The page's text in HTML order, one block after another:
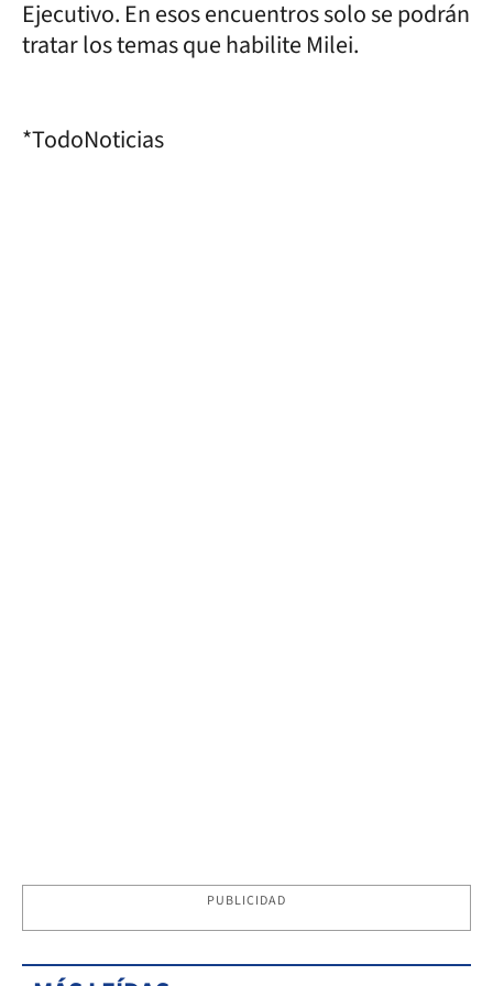
Ejecutivo. En esos encuentros solo se podrán
tratar los temas que habilite Milei.
*TodoNoticias
PUBLICIDAD